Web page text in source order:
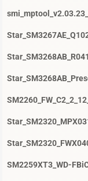
SM2259XT3_WD-